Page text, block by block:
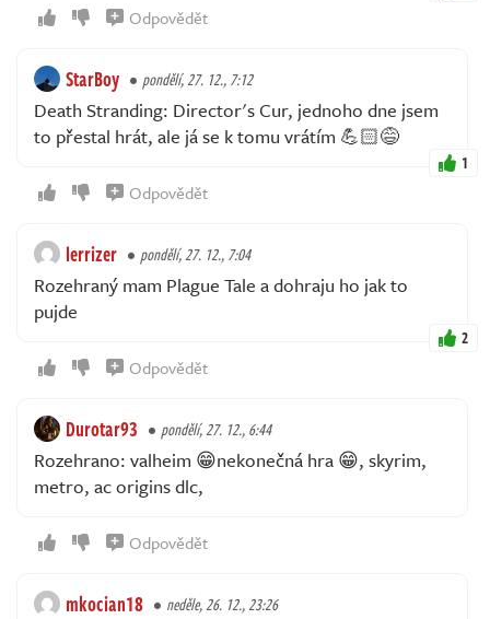
Odpovědět
StarBoy pondělí, 27. 12., 7:12
Death Stranding: Director's Cur, jednoho dne jsem
to přestal hrát, ale já se k tomu vrátím 💪🏻😅
1
Odpovědět
lerrizer pondělí, 27. 12., 7:04
Rozehraný mam Plague Tale a dohraju ho jak to
pujde
2
Odpovědět
Durotar93 pondělí, 27. 12., 6:44
Rozehrano: valheim 😁nekonečná hra 😁, skyrim,
metro, ac origins dlc,
Odpovědět
mkocian18 neděle, 26. 12., 23:26